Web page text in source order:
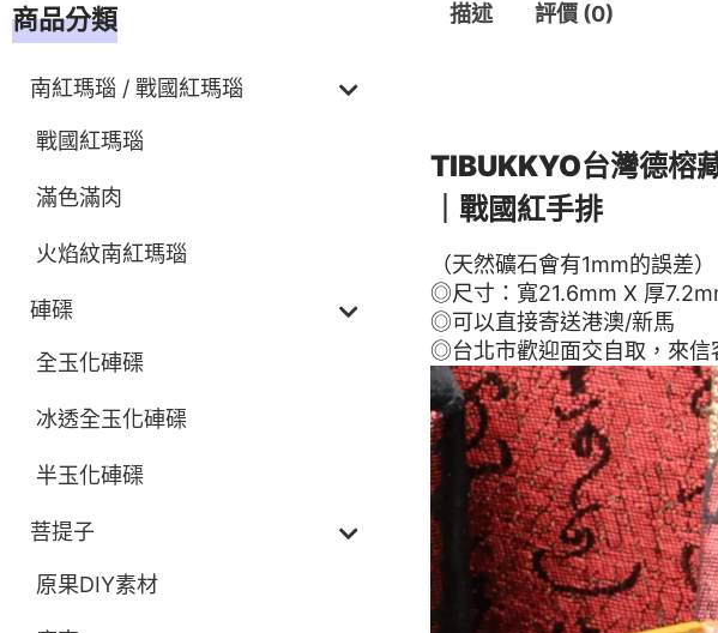
商品分類
南紅瑪瑙 / 戰國紅瑪瑙
戰國紅瑪瑙
滿色滿肉
火焰紋南紅瑪瑙
硨磲
全玉化硨磲
冰透全玉化硨磲
半玉化硨磲
菩提子
原果DIY素材
描述 評價 (0)
TIBUKKYO台灣德榕
｜戰國紅手排
（天然礦石會有1mm的誤差）
◎尺寸：寬21.6mm X 厚
◎可以直接寄送港澳/新馬
◎台北市歡迎面交自取，來信